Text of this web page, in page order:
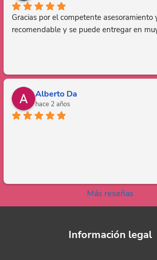
Gracias por el competente asesoramiento
recomendable y se puede entregar en
Alberto Da
hace 2 años
Más reseñas
Información legal